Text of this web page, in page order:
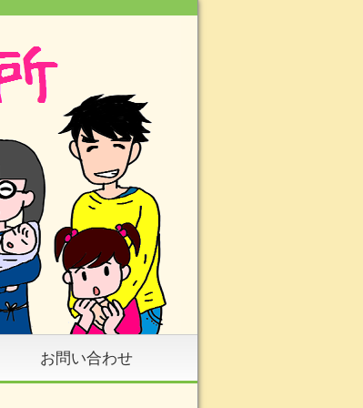
お問い合わせ